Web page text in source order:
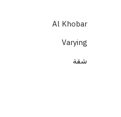
Al Khobar
Varying
شقة